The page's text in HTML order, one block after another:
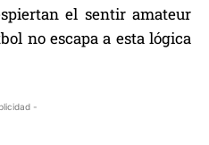
el sentir amateur
no escapa a esta lógica
-